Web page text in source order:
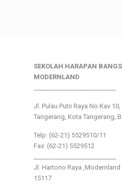
SEKOLAH HARAPAN
MODERNLAND
Jl. Pulau Putri Raya No.Kav
Tangerang, Kota Tangerang,
Telp: (62-21) 5529510/11
Fax: (62-21) 5529512
Jl. Hartono Raya
15117